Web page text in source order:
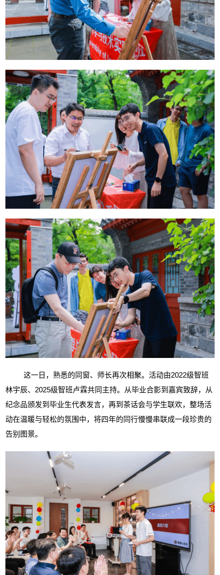
这一日，熟悉的同窗、师长再次相聚。活动由2022级智班
林宇辰、2025级智班卢霖共同主持。从毕业合影到嘉宾致辞，从
纪念品颁发到毕业生代表发言，再到茶话会与学生联欢，整场活
动在温暖与轻松的氛围中，将四年的同行慢慢串联成一段珍贵的
告别图景。